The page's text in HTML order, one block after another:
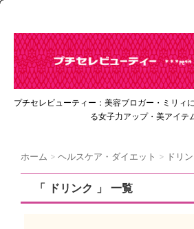
プチセレビューティー：美容ブロガー・ミリィ
る女子力アップ・美アイテ
ホーム > ヘルスケア・ダイエット > ドリ
「 ドリンク 」 一覧